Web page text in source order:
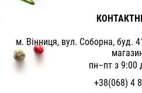
м. Вінниця, вул. Соборна, буд.
пн–пт з 9:00
+38(068) 4